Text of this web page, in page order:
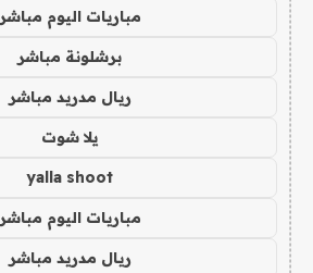
مباريات اليوم مباشر
برشلونة مباشر
ريال مدريد مباشر
يلا شوت
yalla shoot
مباريات اليوم مباشر
ريال مدريد مباشر